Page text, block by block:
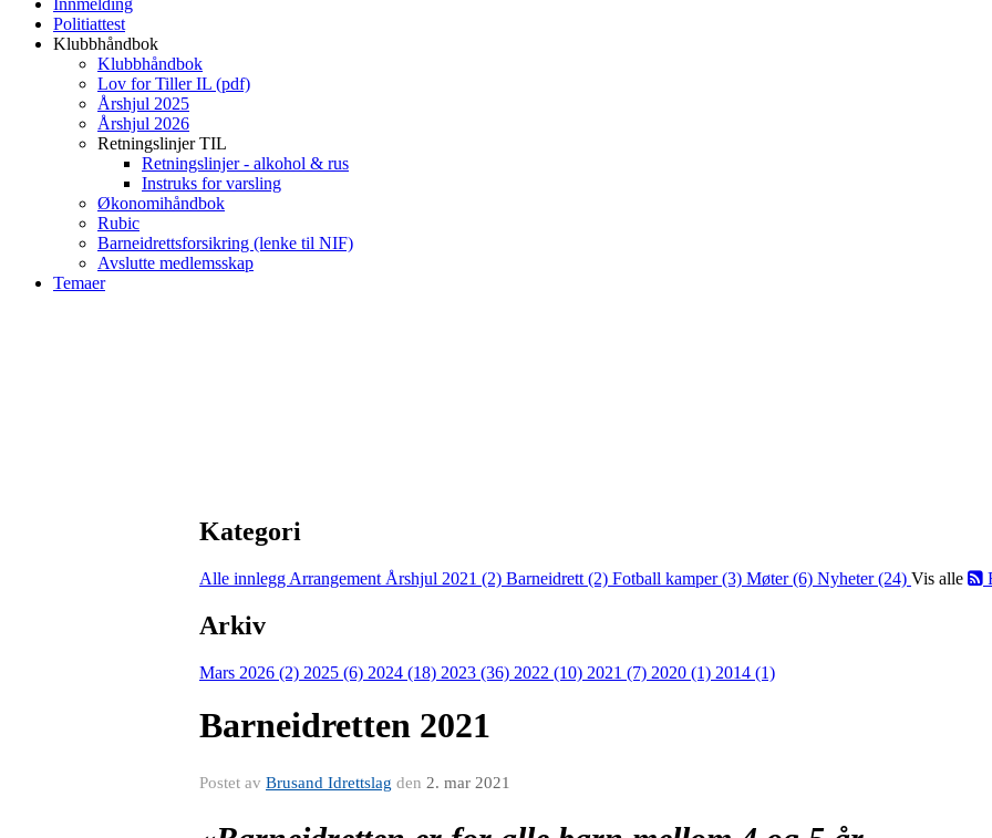
Innmelding
Politiattest
Klubbhåndbok
Klubbhåndbok
Lov for Tiller IL (pdf)
Årshjul 2025
Årshjul 2026
Retningslinjer TIL
Retningslinjer - alkohol & rus
Instruks for varsling
Økonomihåndbok
Rubic
Barneidrettsforsikring (lenke til NIF)
Avslutte medlemsskap
Temaer
Kategori
Alle innlegg Arrangement Årshjul 2021 (2) Barneidrett (2) Fotball kamper (3) Møter (6) Nyheter (24) Vis alle
Arkiv
Mars 2026 (2) 2025 (6) 2024 (18) 2023 (36) 2022 (10) 2021 (7) 2020 (1) 2014 (1)
Barneidretten 2021
Postet av Brusand Idrettslag den 2. mar 2021